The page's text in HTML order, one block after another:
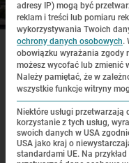
Strona glówna | Miejsce
Ewangelicki Kościół
adresy IP) mogą być
reklam i treści lub pomiaru
wykorzystywania Twoich
ochrony danych osobowych.
obowiązku wyrażania zgody
możesz wycofać lub zmienić
Należy pamiętać, że w
wszystkie funkcje witryny
Niektóre usługi przetwarzają
korzystanie z tych usług,
swoich danych w USA
USA jako kraj o
standardami UE. Na